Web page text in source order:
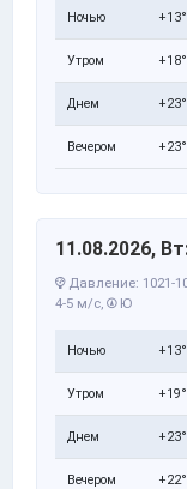
Ночью
Утром
Днем
Вечером
11.08.2026,
Давление: 1021-
4-5 м/с, Ю
Ночью
Утром
Днем
Вечером